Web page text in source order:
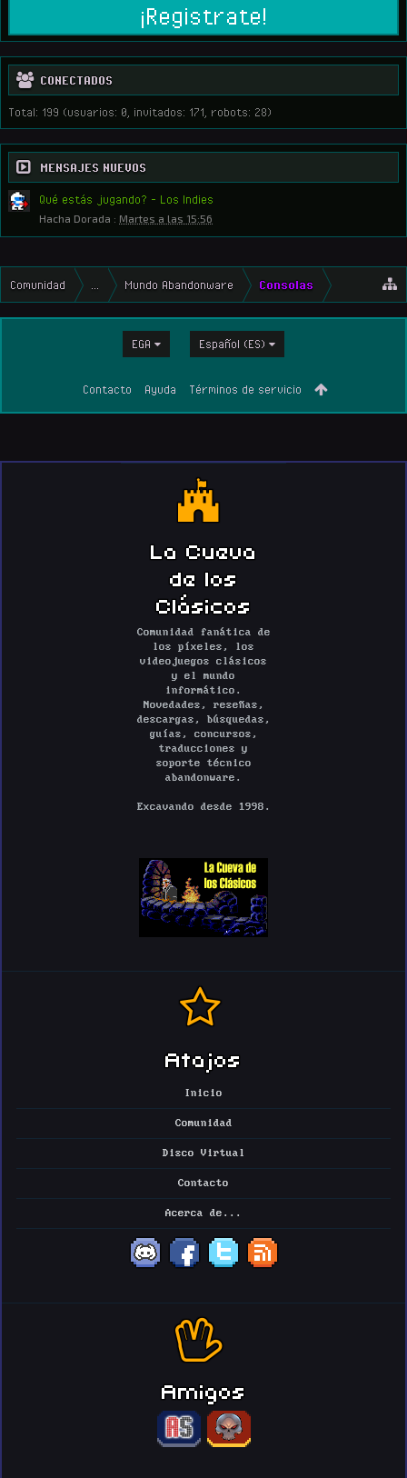
¡Registrate!
CONECTADOS
Total: 199 (usuarios: 0, invitados: 171, robots: 28)
MENSAJES NUEVOS
Qué estás jugando? - Los Indies
Hacha Dorada : Martes a las 15:56
Comunidad Mundo Abandonware Consolas
EGA Español (ES)
Contacto Ayuda Términos de servicio
La Cueva
de los
Clásicos
Comunidad fanática de
los píxeles, los
videojuegos clásicos
y el mundo
informático.
Novedades, reseñas,
descargas, búsquedas,
guías, concursos,
traducciones y
soporte técnico
abandonware.
Excavando desde 1998.
Atajos
Inicio
Comunidad
Disco Virtual
Contacto
Acerca de...
Amigos